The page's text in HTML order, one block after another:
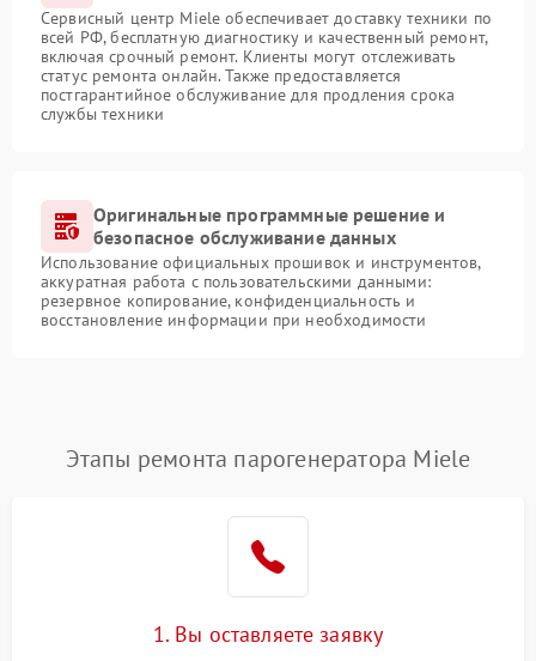
Сервисный центр Miele обеспечивает доставку техники по
всей РФ, бесплатную диагностику и качественный ремонт,
включая срочный ремонт. Клиенты могут отслеживать
статус ремонта онлайн. Также предоставляется
постгарантийное обслуживание для продления срока
службы техники
Оригинальные программные решение и
безопасное обслуживание данных
Использование официальных прошивок и инструментов,
аккуратная работа с пользовательскими данными:
резервное копирование, конфиденциальность и
восстановление информации при необходимости
Этапы ремонта парогенератора Miele
1. Вы оставляете заявку